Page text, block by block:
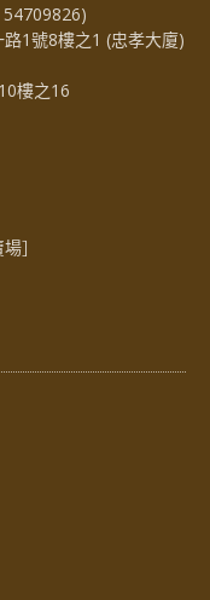
1號8樓之1 (忠孝大廈)
樓之16
］